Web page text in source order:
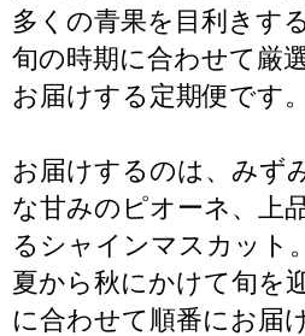
多くの青果を目利きす
旬の時期に合わせて厳
お届けする定期便です。
お届けするのは、みず
な甘みのピオーネ、上
るシャインマスカット。
夏から秋にかけて旬を
に合わせて順番にお届